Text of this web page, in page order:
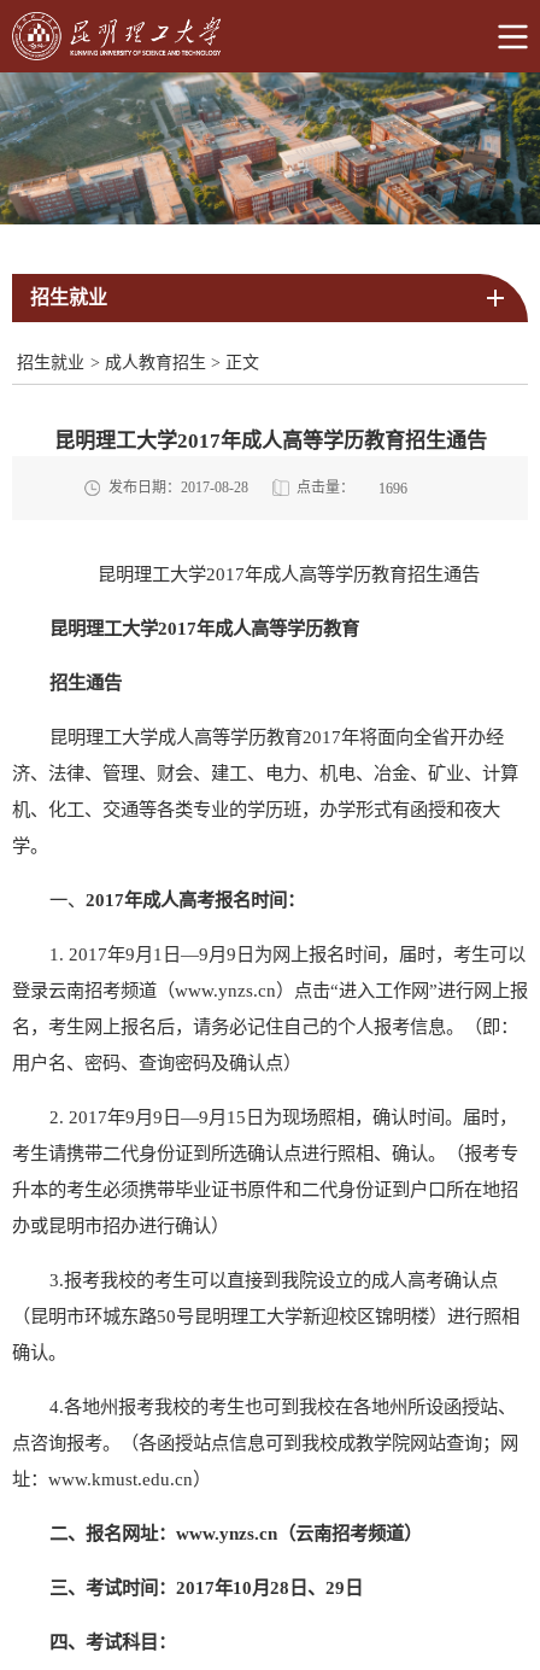
招生就业
招生就业 > 成人教育招生 > 正文
昆明理工大学2017年成人高等学历教育招生通告
发布日期：2017-08-28 点击量： 1696
昆明理工大学2017年成人高等学历教育招生通告
昆明理工大学2017年成人高等学历教育
招生通告
昆明理工大学成人高等学历教育2017年将面向全省开办经
济、法律、管理、财会、建工、电力、机电、冶金、矿业、计算
机、化工、交通等各类专业的学历班，办学形式有函授和夜大
学。
一、 2017年成人高考报名时间：
1. 2017年9月1日—9月9日为网上报名时间，届时，考生可以
登录云南招考频道（www.ynzs.cn）点击“进入工作网”进行网上报
名，考生网上报名后，请务必记住自己的个人报考信息。（即：
用户名、密码、查询密码及确认点）
2. 2017年9月9日—9月15日为现场照相，确认时间。届时，
考生请携带二代身份证到所选确认点进行照相、确认。（报考专
升本的考生必须携带毕业证书原件和二代身份证到户口所在地招
办或昆明市招办进行确认）
3.报考我校的考生可以直接到我院设立的成人高考确认点
（昆明市环城东路50号昆明理工大学新迎校区锦明楼）进行照相
确认。
4.各地州报考我校的考生也可到我校在各地州所设函授站、
点咨询报考。（各函授站点信息可到我校成教学院网站查询；网
址： www.kmust.edu.cn）
二、报名网址： www.ynzs.cn（云南招考频道）
三、考试时间：2017年10月28日、29日
四、考试科目：